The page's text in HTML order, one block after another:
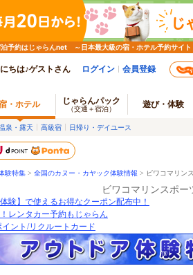
予約はじゃらんnet ～日本最大級の宿・ホテル予約サイト
ちは♪ゲストさん ログイン 会員登録
・ホテル じゃらんパック
（交通＋宿泊） 遊び・体験
泉・露天 高級宿 日帰り・デイユース
験特集 > 全国のカヌー・カヤック体験情報 > ビワコマリン
ビワコマリンスポ
験】で使えるお得なクーポン配布中！
レンタカー予約もじゃらん
イント/リクルートカード